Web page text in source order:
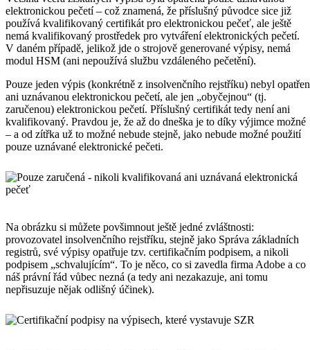
elektronickou pečetí – což znamená, že příslušný původce sice již
používá kvalifikovaný certifikát pro elektronickou pečeť, ale ještě
nemá kvalifikovaný prostředek pro vytváření elektronických pečetí.
V daném případě, jelikož jde o strojově generované výpisy, nemá
modul HSM (ani nepoužívá službu vzdáleného pečetění).
Pouze jeden výpis (konkrétně z insolvenčního rejstříku) nebyl opatřen
ani uznávanou elektronickou pečetí, ale jen „obyčejnou“ (tj.
zaručenou) elektronickou pečetí. Příslušný certifikát tedy není ani
kvalifikovaný. Pravdou je, že až do dneška je to díky výjimce možné
– a od zítřka už to možné nebude stejně, jako nebude možné použití
pouze uznávané elektronické pečeti.
Na obrázku si můžete povšimnout ještě jedné zvláštnosti:
provozovatel insolvenčního rejstříku, stejně jako Správa základních
registrů, své výpisy opatřuje tzv. certifikačním podpisem, a nikoli
podpisem „schvalujícím“. To je něco, co si zavedla firma Adobe a co
náš právní řád vůbec nezná (a tedy ani nezakazuje, ani tomu
nepřisuzuje nějak odlišný účinek).